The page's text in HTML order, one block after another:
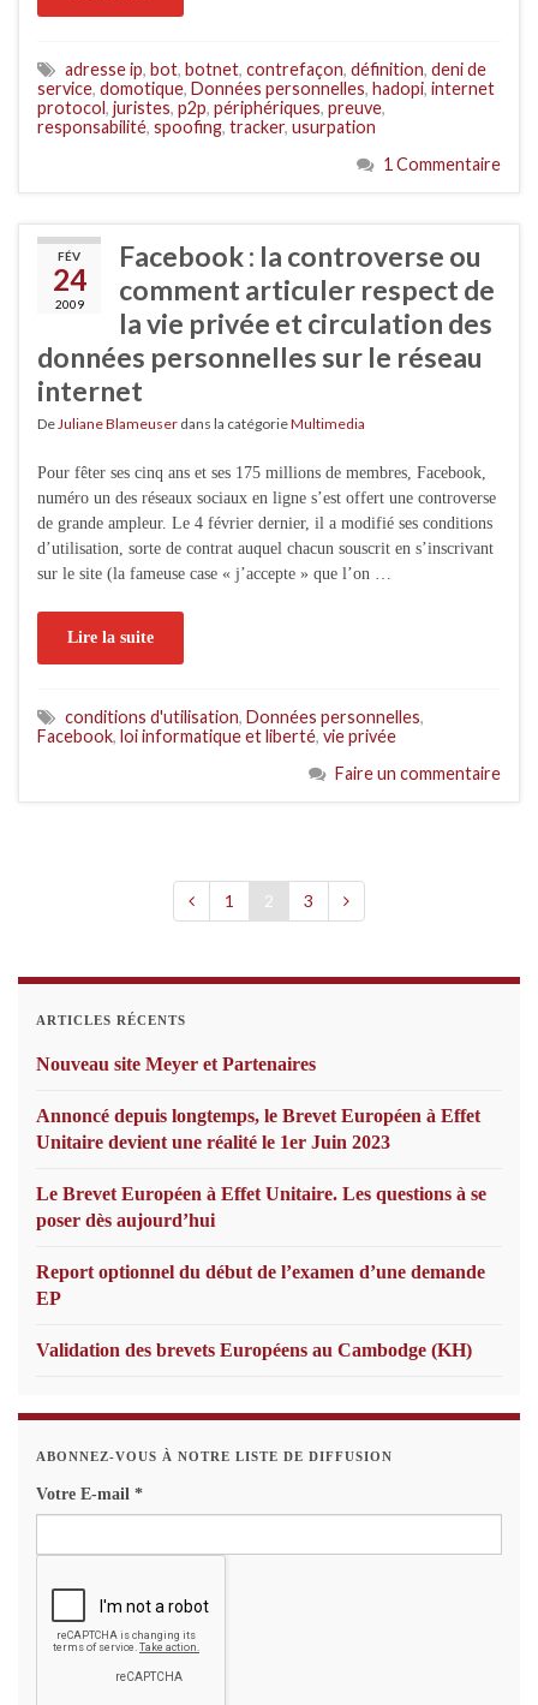
adresse ip, bot, botnet, contrefaçon, définition, deni de
service, domotique, Données personnelles, hadopi, internet
protocol, juristes, p2p, périphériques, preuve,
responsabilité, spoofing, tracker, usurpation
1 Commentaire
FÉV
24
2009
Facebook : la controverse ou
comment articuler respect de
la vie privée et circulation des
données personnelles sur le réseau
internet
De Juliane Blameuser dans la catégorieMultimedia
Pour fêter ses cinq ans et ses 175 millions de membres, Facebook,
numéro un des réseaux sociaux en ligne s’est offert une controverse
de grande ampleur. Le 4 février dernier, il a modifié ses conditions
d’utilisation, sorte de contrat auquel chacun souscrit en s’inscrivant
sur le site (la fameuse case « j’accepte » que l’on …
Lire la suite
conditions d'utilisation, Données personnelles,
Facebook, loi informatique et liberté, vie privée
Faire un commentaire
1 2 3
ARTICLES RÉCENTS
Nouveau site Meyer et Partenaires
Annoncé depuis longtemps, le Brevet Européen à Effet
Unitaire devient une réalité le 1er Juin 2023
Le Brevet Européen à Effet Unitaire. Les questions à se
poser dès aujourd’hui
Report optionnel du début de l’examen d’une demande
EP
Validation des brevets Européens au Cambodge (KH)
ABONNEZ-VOUS À NOTRE LISTE DE DIFFUSION
Votre E-mail *